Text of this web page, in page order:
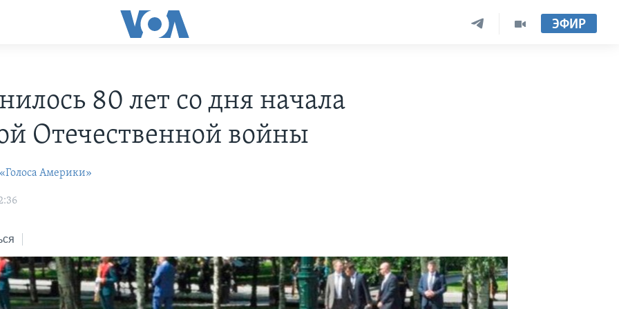
ЭФИР
80 лет со дня начала
Отечественной войны
Америки»